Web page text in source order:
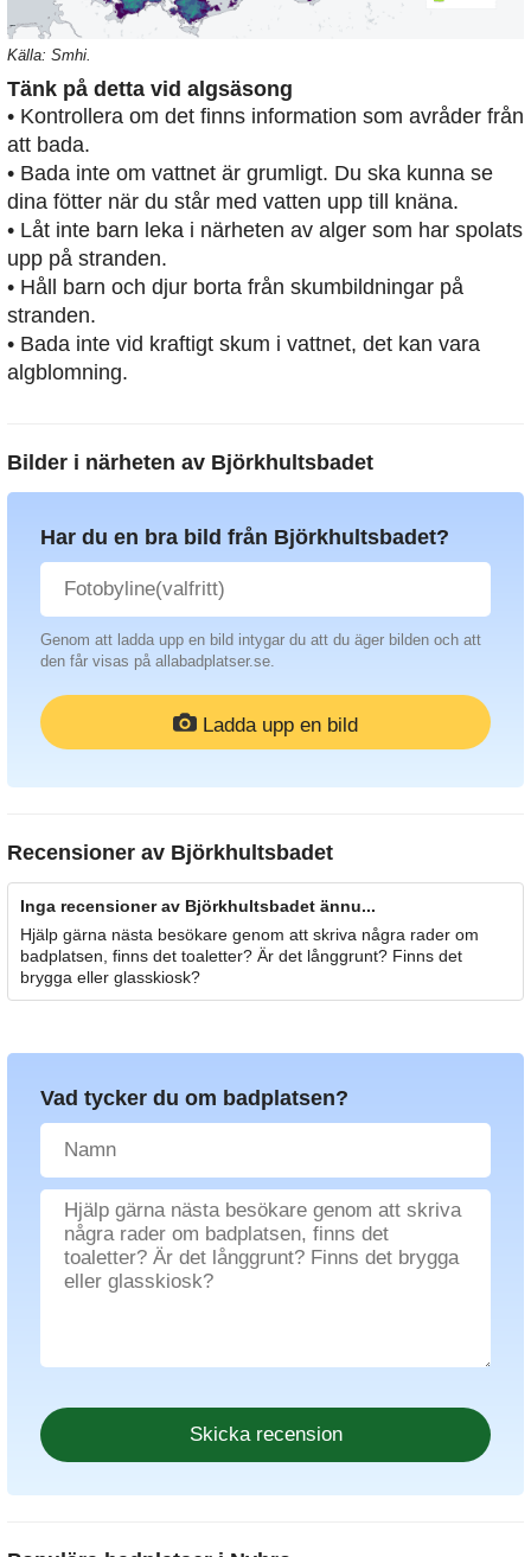
Källa: Smhi.
Tänk på detta vid algsäsong
• Kontrollera om det finns information som avråder från
att bada.
• Bada inte om vattnet är grumligt. Du ska kunna se
dina fötter när du står med vatten upp till knäna.
• Låt inte barn leka i närheten av alger som har spolats
upp på stranden.
• Håll barn och djur borta från skumbildningar på
stranden.
• Bada inte vid kraftigt skum i vattnet, det kan vara
algblomning.
Bilder i närheten av Björkhultsbadet
Har du en bra bild från Björkhultsbadet?
Genom att ladda upp en bild intygar du att du äger bilden och att
den får visas på allabadplatser.se.
Ladda upp en bild
Recensioner av Björkhultsbadet
Inga recensioner av Björkhultsbadet ännu...
Hjälp gärna nästa besökare genom att skriva några rader om
badplatsen, finns det toaletter? Är det långgrunt? Finns det
brygga eller glasskiosk?
Vad tycker du om badplatsen?